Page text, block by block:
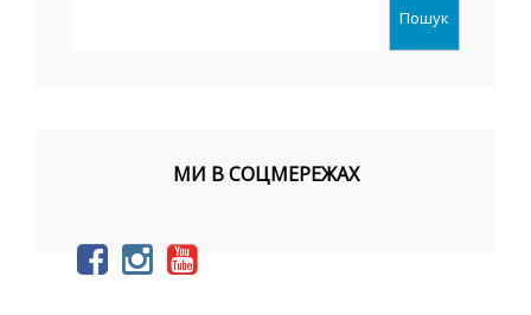
Пошук
МИ В СОЦМЕРЕЖАХ